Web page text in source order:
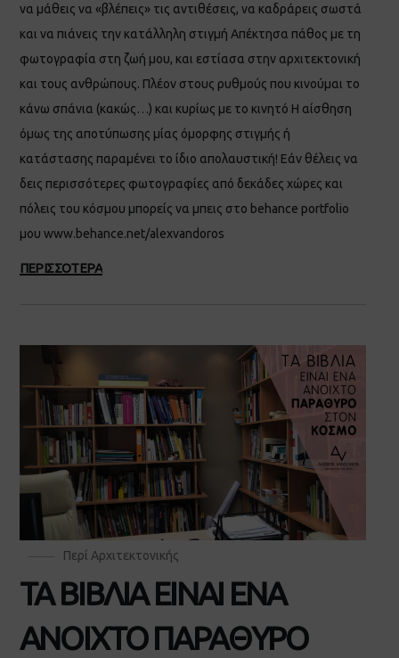
να μάθεις να «βλέπεις» τις αντιθέσεις, να καδράρεις σωστά
και να πιάνεις την κατάλληλη στιγμή Απέκτησα πάθος με τη
φωτογραφία στη ζωή μου, και εστίασα στην αρχιτεκτονική
και τους ανθρώπους. Πλέον στους ρυθμούς που κινούμαι το
κάνω σπάνια (κακώς…) και κυρίως με το κινητό Η αίσθηση
όμως της αποτύπωσης μίας όμορφης στιγμής ή
κατάστασης παραμένει το ίδιο απολαυστική! Εάν θέλεις να
δεις περισσότερες φωτογραφίες από δεκάδες χώρες και
πόλεις του κόσμου μπορείς να μπεις στο behance portfolio
μου www.behance.net/alexvandoros
ΠΕΡΙΣΣΟΤΕΡΑ
Περί Αρχιτεκτονικής
ΤΑ ΒΙΒΛΙΑ ΕΙΝΑΙ ΕΝΑ
ΑΝΟΙΧΤΟ ΠΑΡΑΘΥΡΟ